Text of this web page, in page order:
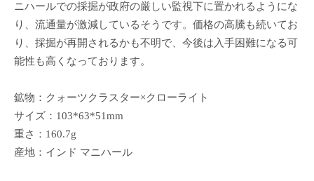
ニハールでの採掘が政府の厳しい監視下に置かれるようにな
り、流通量が激減しているそうです。価格の高騰も続いてお
り、採掘が再開されるかも不明で、今後は入手困難になる可
能性も高くなっております。
鉱物：クォーツクラスター×クローライト
サイズ：103*63*51mm
重さ：160.7g
産地：インド マニハール